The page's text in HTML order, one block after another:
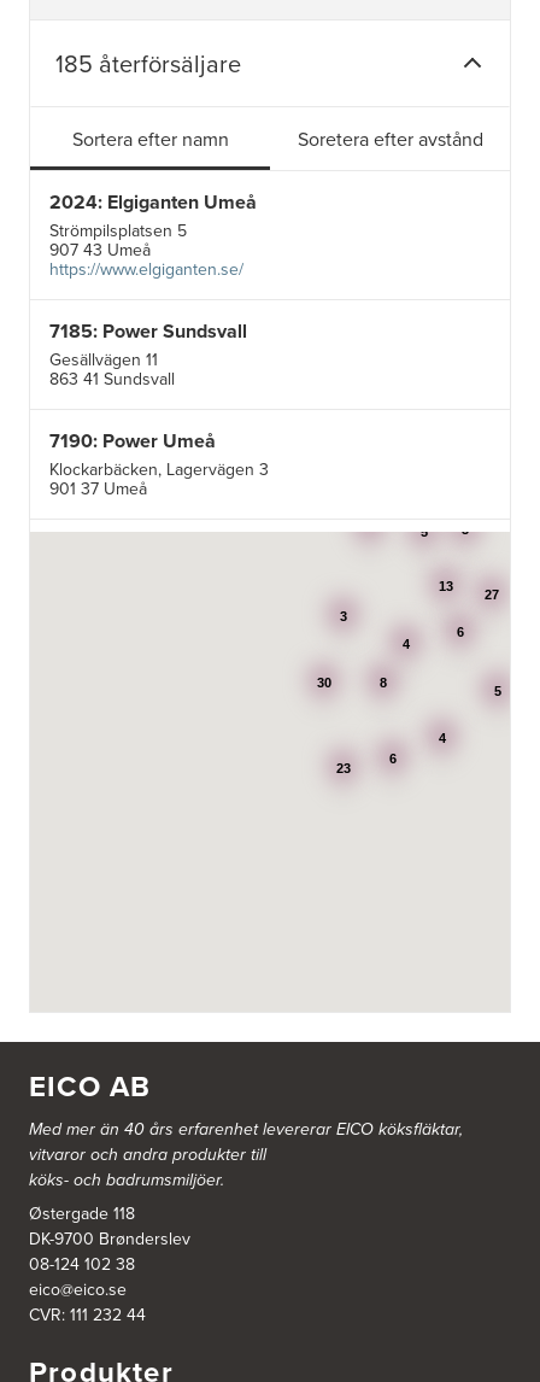
185 återförsäljare
Sortera efter namn Soretera efter avstånd
2024: Elgiganten Umeå
Strömpilsplatsen 5
907 43 Umeå
https://www.elgiganten.se/
7185: Power Sundsvall
Gesällvägen 11
863 41 Sundsvall
7190: Power Umeå
Klockarbäcken, Lagervägen 3
901 37 Umeå
AB Karl Hedin Bygghandel - Edsbyn
431 53 Mölndal
Tel.:31864380
Ballingslöv Arninge
Hantverkarvägen 14
187 66 Täby
Tel.:0046-86300150
http://www.ballingslov.se
Ballingslöv Borås
Tel.:0046-333232502
23
30
27
8
4
6
6
13
3
4
5
3
5
EICO AB
Med mer än 40 års erfarenhet levererar EICO köksfläktar,
vitvaror och andra produkter till
köks- och badrumsmiljöer.
Østergade 118
DK-9700 Brønderslev
08-124 102 38
eico@eico.se
CVR: 111 232 44
Produkter